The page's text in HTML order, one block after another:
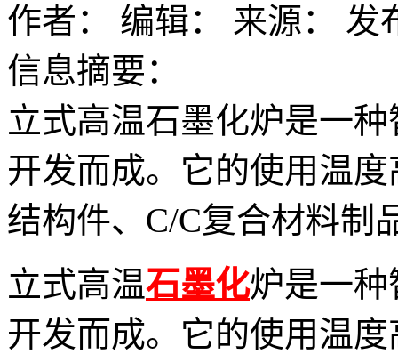
作者： 编辑： 来源： 发
信息摘要：
立式高温石墨化炉是一
开发而成。它的使用温
结构件、C/C复合材料
立式高温石墨化炉是一
开发而成。它的使用温